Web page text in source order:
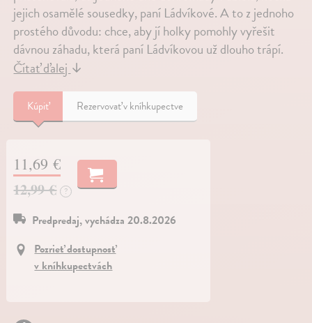
jejich osamělé sousedky, paní Ládvíkové. A to z jednoho
prostého důvodu: chce, aby jí holky pomohly vyřešit
dávnou záhadu, která paní Ládvíkovou už dlouho trápí.
Čítať ďalej↓
Kúpiť Rezervovať v kníhkupectve
11,69 €
12,99 €
?
Predpredaj, vychádza 20.8.2026
Pozrieť dostupnosť
v kníhkupectvách